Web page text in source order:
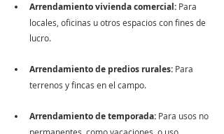
Arrendamiento vivienda comercial: Para
locales, oficinas u otros espacios con fines de
lucro.
Arrendamiento de predios rurales: Para
terrenos y fincas en el campo.
Arrendamiento de temporada: Para usos no